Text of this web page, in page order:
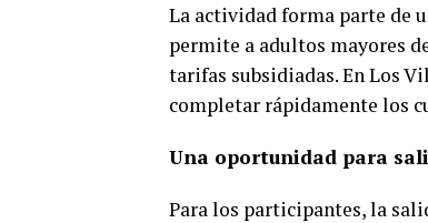
La actividad forma parte de
permite a adultos mayores
tarifas subsidiadas. En Los
completar rápidamente los
Una oportunidad para
Para los participantes, la